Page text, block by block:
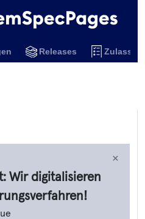
Releases
×
Wir digitalisieren